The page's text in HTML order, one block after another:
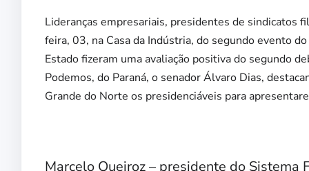
Lideranças empresariais, presidentes de sindicatos
feira, 03, na Casa da Indústria, do segundo evento
Estado fizeram uma avaliação positiva do segundo
Podemos, do Paraná, o senador Álvaro Dias,
Grande do Norte os presidenciáveis para
Marcelo Queiroz – presidente do Sistema